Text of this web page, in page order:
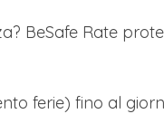
BeSafe Rate
ferie) fino al